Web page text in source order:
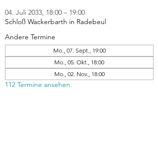
04. Juli 2033, 18:00 – 19:00
Schloß Wackerbarth in Radebeul
Andere Termine
Mo., 07. Sept., 19:00
Mo., 05. Okt., 18:00
Mo., 02. Nov., 18:00
112 Termine ansehen